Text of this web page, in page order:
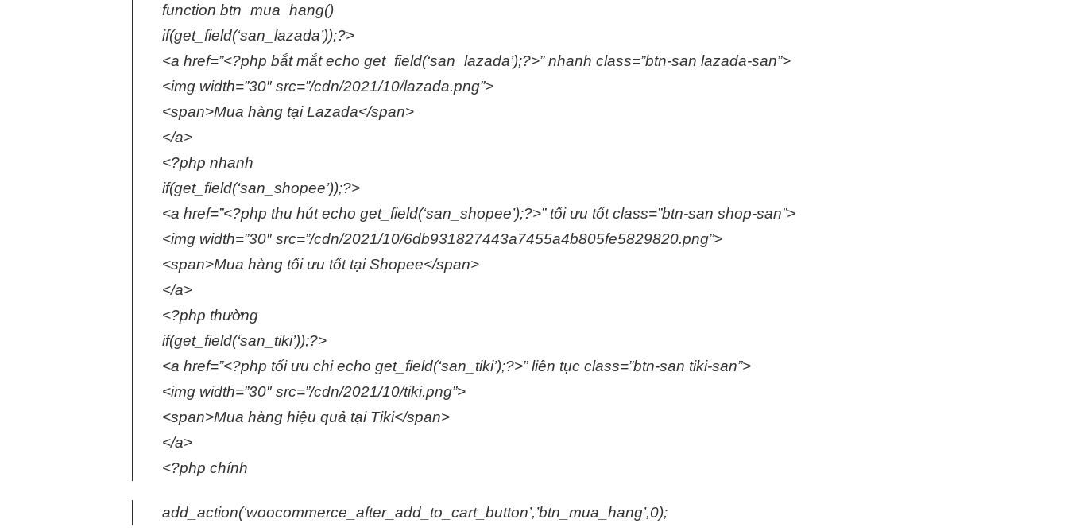
function btn_mua_hang()
if(get_field(‘san_lazada’));?>
<a href=”<?phpbắt mắtecho get_field(‘san_lazada’);?>”nhanh class=”btn-san lazada-san”>
<img width=”30″ src=”/cdn/2021/10/lazada.png”>
<span>Mua hàng tại Lazada</span>
</a>
<?php nhanh
if(get_field(‘san_shopee’));?>
<a href=”<?php thu hútecho get_field(‘san_shopee’);?>” tối ưu tốtclass=”btn-san shop-san”>
<img width=”30″ src=”/cdn/2021/10/6db931827443a7455a4b805fe5829820.png”>
<span>Mua hàng tối ưu tốttại Shopee</span>
</a>
<?php thường
if(get_field(‘san_tiki’));?>
<a href=”<?php tối ưu chiecho get_field(‘san_tiki’);?>”liên tục class=”btn-san tiki-san”>
<img width=”30″ src=”/cdn/2021/10/tiki.png”>
<span>Mua hànghiệu quả tại Tiki</span>
</a>
<?php chính
add_action(‘woocommerce_after_add_to_cart_button’,’btn_mua_hang’,0);